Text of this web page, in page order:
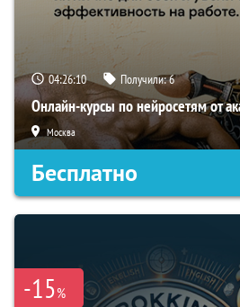
04:26:09 Получили:6
Онлайн-курсы по нейросетям от
Москва
Бесплатно
-15%